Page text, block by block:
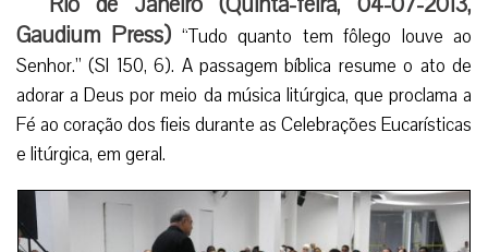
Gaudium Press) “Tudo quanto tem fôlego louve ao
Senhor.” (Sl 150, 6). A passagem bíblica resume o ato de
adorar a Deus por meio da música litúrgica, que proclama a
Fé ao coração dos fieis durante as Celebrações Eucarísticas
e litúrgica, em geral.